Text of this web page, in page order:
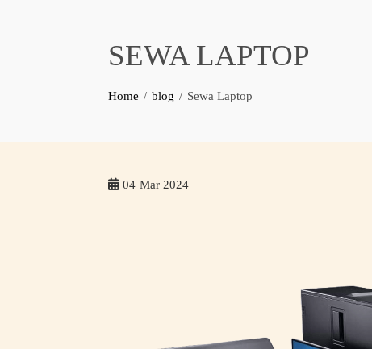
SEWA LAPTOP
Home blog Sewa Laptop
04 Mar 2024